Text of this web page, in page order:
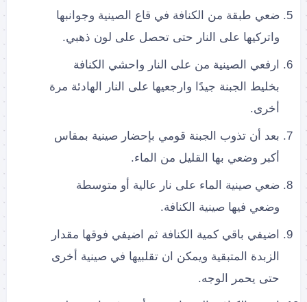
ضعي طبقة من الكنافة في قاع الصينية وجوانبها
واتركيها على النار حتى تحصل على لون ذهبي.
ارفعي الصينية من على النار واحشي الكنافة
بخليط الجبنة جيدًا وارجعيها على النار الهادئة مرة
أخرى.
بعد أن تذوب الجبنة قومي بإحضار صينية بمقاس
أكبر وضعي بها القليل من الماء.
ضعي صينية الماء على نار عالية أو متوسطة
وضعي فيها صينية الكنافة.
اضيفي باقي كمية الكنافة ثم اضيفي فوقها مقدار
الزبدة المتبقية ويمكن ان تقلبيها في صينية أخرى
حتى يحمر الوجه.